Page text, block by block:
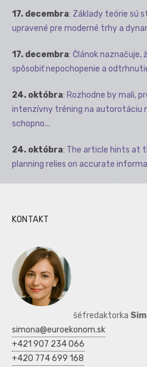
17. decembra: Základy teórie sú
upravené pre moderné trhy a
17. decembra: Článok naznačuje,
spôsobiť nepochopenie a
24. októbra: Rozhodne by mali,
intenzívny tréning na autorotáciu
schopno...
24. októbra: The article hints at
planning relies on accurate
KONTAKT
šéfredaktorka
simona@euroekonom.sk
+421 907 234 066
+420 774 699 168